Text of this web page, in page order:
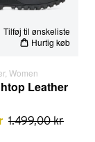
Tilføj til ønskeliste
Hurtig køb
Women
Leather
1.499,00 kr